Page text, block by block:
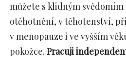
můžete s klidným
otěhotnění, v těhotenství,
v menopauze i ve vyšším
pokožce. Pracuji